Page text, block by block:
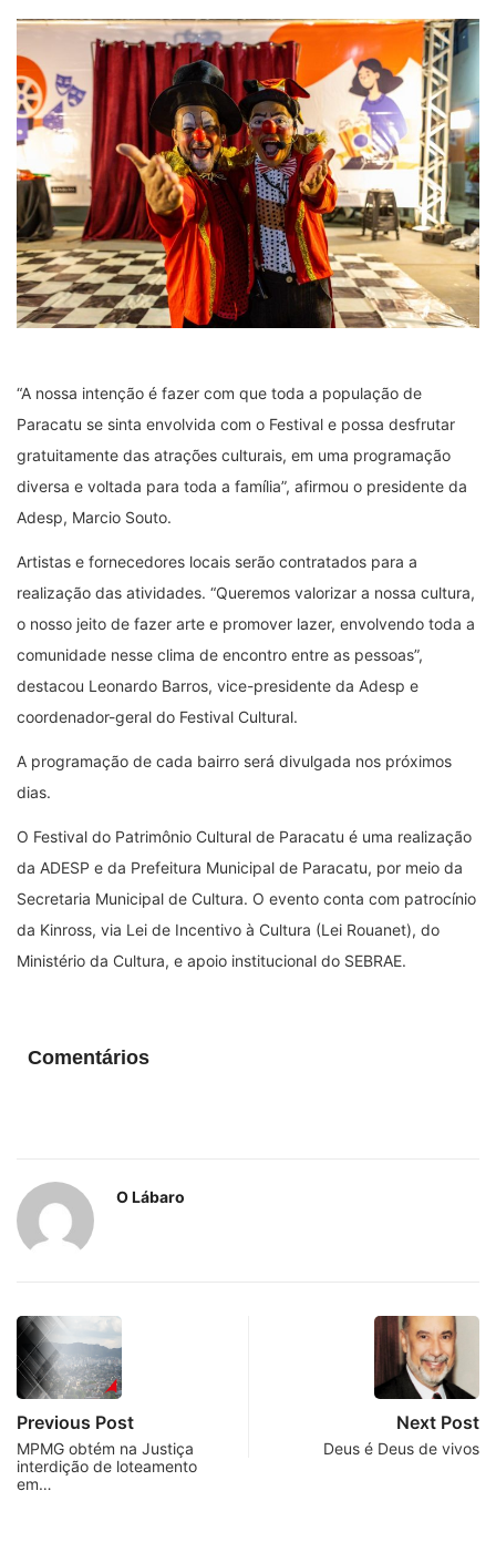
“A nossa intenção é fazer com que toda a população de
Paracatu se sinta envolvida com o Festival e possa desfrutar
gratuitamente das atrações culturais, em uma programação
diversa e voltada para toda a família”, afirmou o presidente da
Adesp, Marcio Souto.
Artistas e fornecedores locais serão contratados para a
realização das atividades. “Queremos valorizar a nossa cultura,
o nosso jeito de fazer arte e promover lazer, envolvendo toda a
comunidade nesse clima de encontro entre as pessoas”,
destacou Leonardo Barros, vice-presidente da Adesp e
coordenador-geral do Festival Cultural.
A programação de cada bairro será divulgada nos próximos
dias.
O Festival do Patrimônio Cultural de Paracatu é uma realização
da ADESP e da Prefeitura Municipal de Paracatu, por meio da
Secretaria Municipal de Cultura. O evento conta com patrocínio
da Kinross, via Lei de Incentivo à Cultura (Lei Rouanet), do
Ministério da Cultura, e apoio institucional do SEBRAE.
Comentários
O Lábaro
Previous Post
MPMG obtém na Justiça
interdição de loteamento
em…
Next Post
Deus é Deus de vivos